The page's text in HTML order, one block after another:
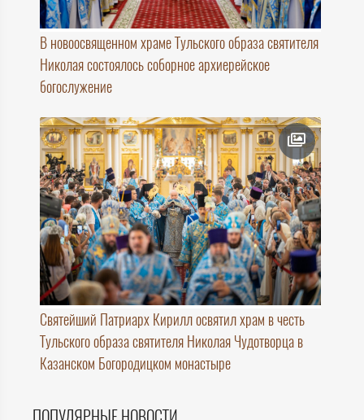
В новоосвященном храме Тульского образа святителя
Николая состоялось соборное архиерейское
богослужение
Святейший Патриарх Кирилл освятил храм в честь
Тульского образа святителя Николая Чудотворца в
Казанском Богородицком монастыре